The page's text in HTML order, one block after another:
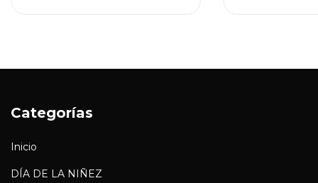
Categorías
Inicio
DÍA DE LA NIÑEZ